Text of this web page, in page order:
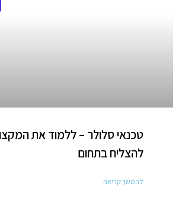
טכנאי סלולר – ללמוד את
להצליח בתחום
להמשך קריאה